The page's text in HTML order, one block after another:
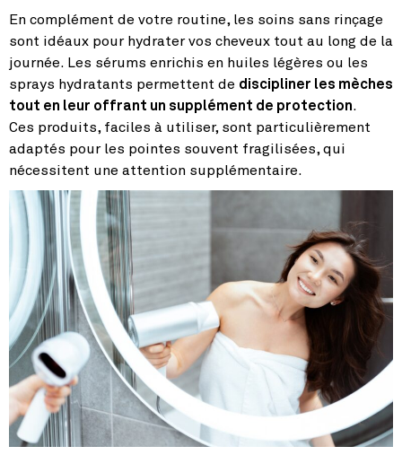
En complément de votre routine, les soins sans rinçage
sont idéaux pour hydrater vos cheveux tout au long de la
journée. Les sérums enrichis en huiles légères ou les
sprays hydratants permettent de discipliner les mèches
tout en leur offrant un supplément de protection.
Ces produits, faciles à utiliser, sont particulièrement
adaptés pour les pointes souvent fragilisées, qui
nécessitent une attention supplémentaire.